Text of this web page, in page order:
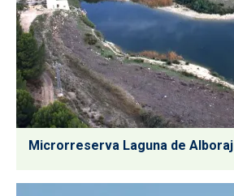
Microrreserva Laguna de Alboraj